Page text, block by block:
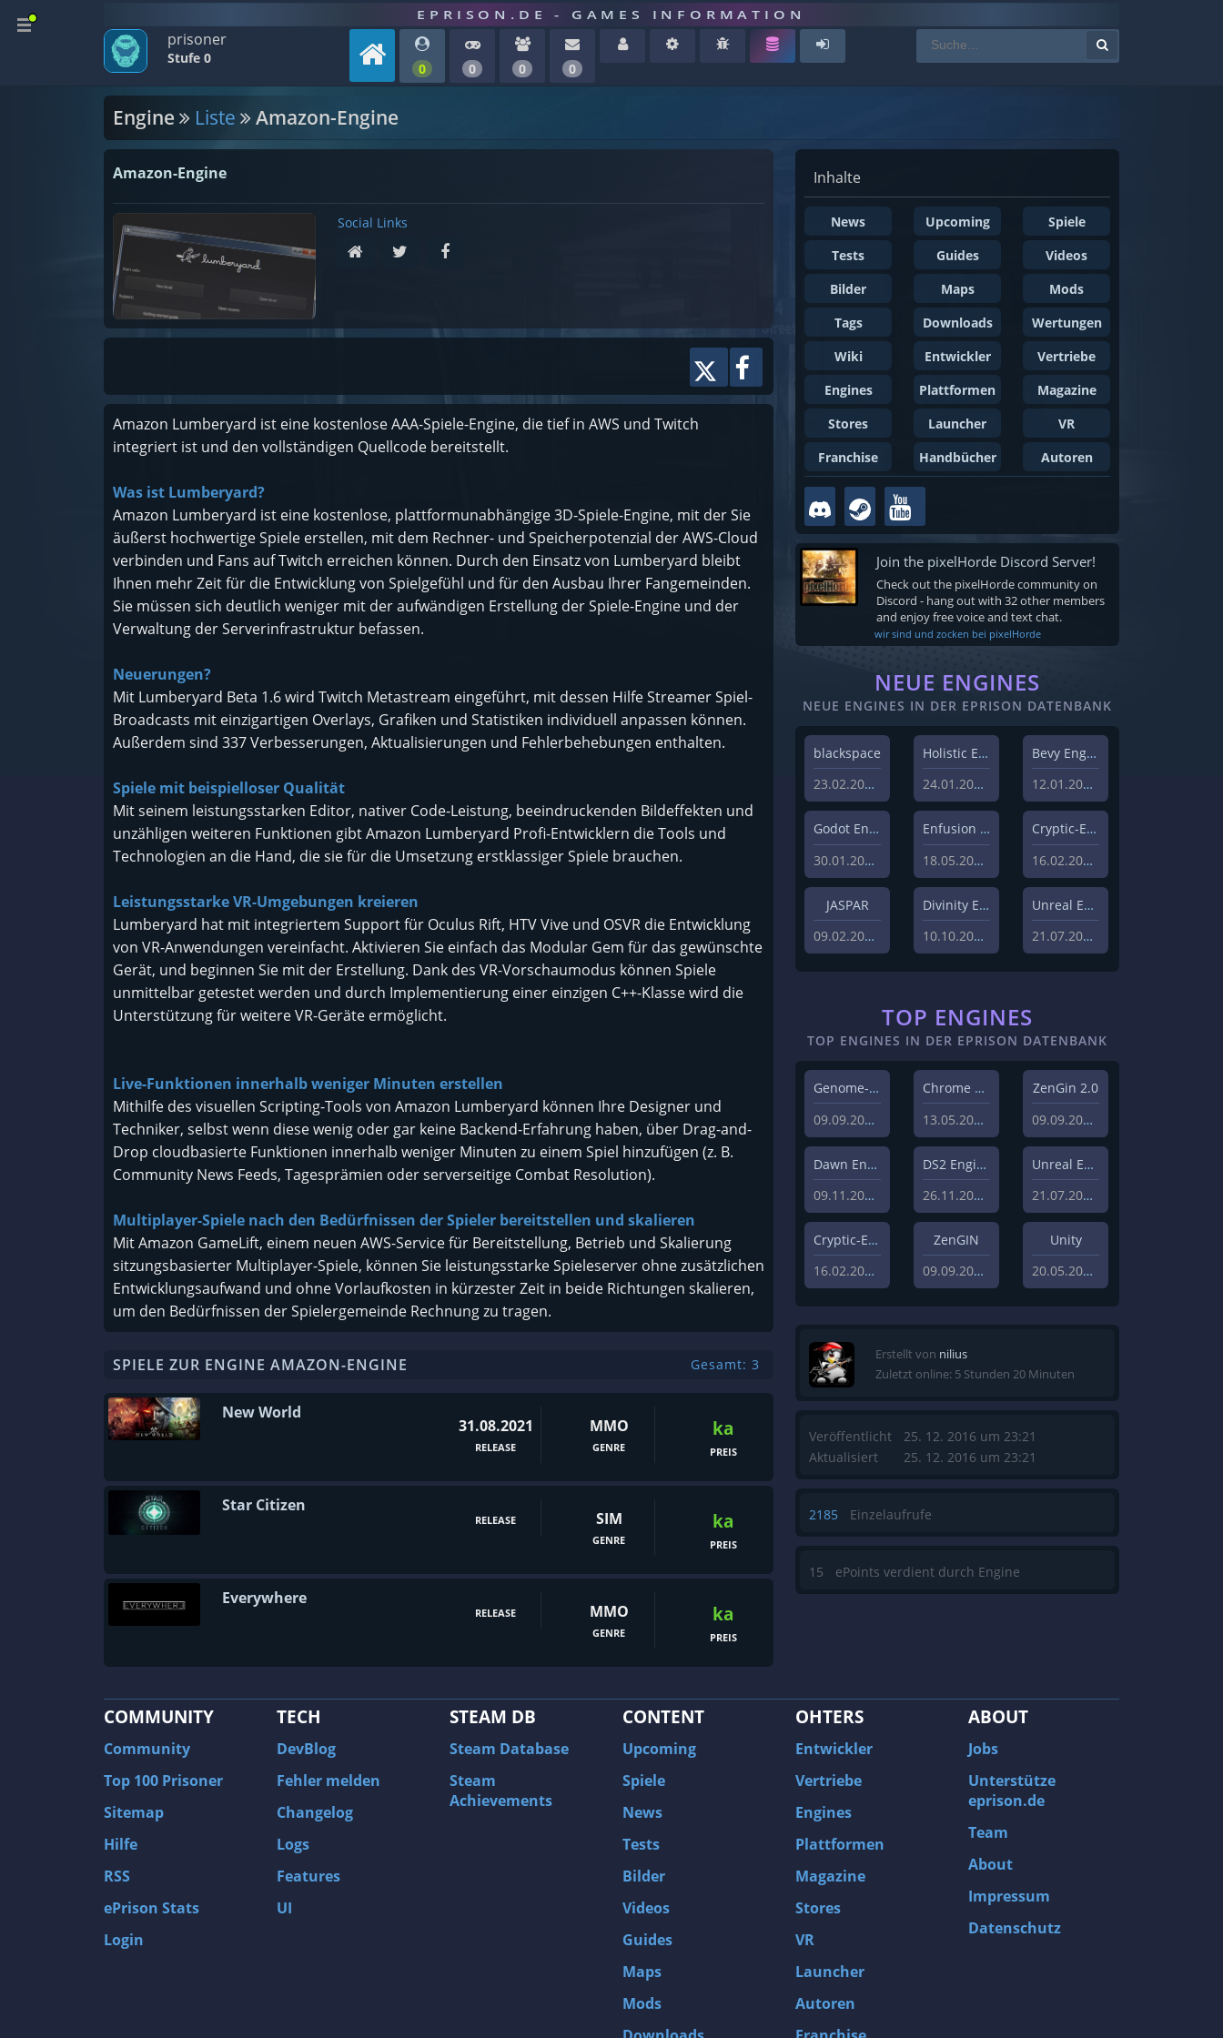
EPRISON.DE - GAMES INFORMATION
prisoner
Stufe 0
0 0 0 0
Engine Liste Amazon-Engine
Amazon-Engine
Social Links
Amazon Lumberyard ist eine kostenlose AAA-Spiele-Engine, die tief in AWS und Twitch
integriert ist und den vollständigen Quellcode bereitstellt.
Was ist Lumberyard?
Amazon Lumberyard ist eine kostenlose, plattformunabhängige 3D-Spiele-Engine, mit der Sie
äußerst hochwertige Spiele erstellen, mit dem Rechner- und Speicherpotenzial der AWS-Cloud
verbinden und Fans auf Twitch erreichen können. Durch den Einsatz von Lumberyard bleibt
Ihnen mehr Zeit für die Entwicklung von Spielgefühl und für den Ausbau Ihrer Fangemeinden.
Sie müssen sich deutlich weniger mit der aufwändigen Erstellung der Spiele-Engine und der
Verwaltung der Serverinfrastruktur befassen.
Neuerungen?
Mit Lumberyard Beta 1.6 wird Twitch Metastream eingeführt, mit dessen Hilfe Streamer Spiel-
Broadcasts mit einzigartigen Overlays, Grafiken und Statistiken individuell anpassen können.
Außerdem sind 337 Verbesserungen, Aktualisierungen und Fehlerbehebungen enthalten.
Spiele mit beispielloser Qualität
Mit seinem leistungsstarken Editor, nativer Code-Leistung, beeindruckenden Bildeffekten und
unzähligen weiteren Funktionen gibt Amazon Lumberyard Profi-Entwicklern die Tools und
Technologien an die Hand, die sie für die Umsetzung erstklassiger Spiele brauchen.
Leistungsstarke VR-Umgebungen kreieren
Lumberyard hat mit integriertem Support für Oculus Rift, HTV Vive und OSVR die Entwicklung
von VR-Anwendungen vereinfacht. Aktivieren Sie einfach das Modular Gem für das gewünschte
Gerät, und beginnen Sie mit der Erstellung. Dank des VR-Vorschaumodus können Spiele
unmittelbar getestet werden und durch Implementierung einer einzigen C++-Klasse wird die
Unterstützung für weitere VR-Geräte ermöglicht.
Live-Funktionen innerhalb weniger Minuten erstellen
Mithilfe des visuellen Scripting-Tools von Amazon Lumberyard können Ihre Designer und
Techniker, selbst wenn diese wenig oder gar keine Backend-Erfahrung haben, über Drag-and-
Drop cloudbasierte Funktionen innerhalb weniger Minuten zu einem Spiel hinzufügen (z. B.
Community News Feeds, Tagesprämien oder serverseitige Combat Resolution).
Multiplayer-Spiele nach den Bedürfnissen der Spieler bereitstellen und skalieren
Mit Amazon GameLift, einem neuen AWS-Service für Bereitstellung, Betrieb und Skalierung
sitzungsbasierter Multiplayer-Spiele, können Sie leistungsstarke Spieleserver ohne zusätzlichen
Entwicklungsaufwand und ohne Vorlaufkosten in kürzester Zeit in beide Richtungen skalieren,
um den Bedürfnissen der Spielergemeinde Rechnung zu tragen.
SPIELE ZUR ENGINE AMAZON-ENGINE Gesamt: 3
New World
31.08.2021
RELEASE
MMO
GENRE
ka
PREIS
Star Citizen
RELEASE SIM
GENRE
ka
PREIS
Everywhere
RELEASE MMO
GENRE
ka
PREIS
Inhalte
News Upcoming
Spiele
Tests
Guides
Videos
Bilder
Maps
Mods
Tags
Downloads
Wertungen
Wiki
Entwickler
Vertriebe
Engines
Plattformen
Magazine
Stores
Launcher
VR
Franchise
Handbücher Autoren
Join the pixelHorde Discord Server!
Check out the pixelHorde community on
Discord - hang out with 32 other members
and enjoy free voice and text chat.
wir sind und zocken bei pixelHorde
NEUE ENGINES
NEUE ENGINES IN DER EPRISON DATENBANK
blackspace
23.02.2026
Holistic Engine
24.01.2024
Bevy Engine
12.01.2024
Godot Engine
30.01.2023
Enfusion Engine
18.05.2022
Cryptic-Engine
16.02.2021
JASPAR
09.02.2021
Divinity Engine 2
10.10.2020
Unreal Engine 5
21.07.2020
TOP ENGINES
TOP ENGINES IN DER EPRISON DATENBANK
Genome-Engine
09.09.2019
Chrome Engine 2
13.05.2010
ZenGin 2.0
09.09.2019
Dawn Engine
09.11.2018
DS2 Engine
26.11.2019
Unreal Engine 5
21.07.2020
Cryptic-Engine
16.02.2021
ZenGIN
09.09.2019
Unity
20.05.2013
Erstellt von nilius
Zuletzt online: 5 Stunden 20 Minuten
Veröffentlicht
Aktualisiert
25. 12. 2016 um 23:21
25. 12. 2016 um 23:21
2185 Einzelaufrufe
15 ePoints verdient durch Engine
COMMUNITY
Community
Top 100 Prisoner
Sitemap
Hilfe
RSS
ePrison Stats
Login
TECH
DevBlog
Fehler melden
Changelog
Logs
Features
UI
STEAM DB
Steam Database
Steam
Achievements
CONTENT
Upcoming
Spiele
News
Tests
Bilder
Videos
Guides
Maps
Mods
OHTERS
Entwickler
Vertriebe
Engines
Plattformen
Magazine
Stores
VR
Launcher
Autoren
ABOUT
Jobs
Unterstütze
eprison.de
Team
About
Impressum
Datenschutz